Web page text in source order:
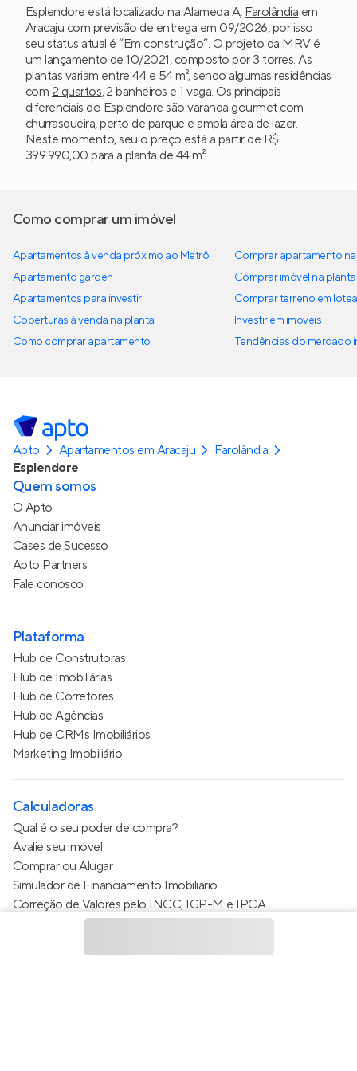
Esplendore está localizado na Alameda A, Farolândia em
Aracaju com previsão de entrega em 09/2026, por isso
seu status atual é “Em construção”. O projeto da MRVé
um lançamento de 10/2021, composto por 3 torres. As
plantas variam entre 44 e 54 m², sendo algumas residências
com 2 quartos, 2 banheiros e 1 vaga. Os principais
diferenciais do Esplendore são varanda gourmet com
churrasqueira, perto de parque e ampla área de lazer.
Neste momento, seu o preço está a partir de R$
399.990,00 para a planta de 44 m².
Como comprar um imóvel
Apartamentos à venda próximo ao Metrô
Apartamento garden
Apartamentos para investir
Coberturas à venda na planta
Como comprar apartamento
Comprar apartamento
Comprar imóvel na planta
Comprar terreno em
Investir em imóveis
Tendências do mercado
Apto Apartamentos em Aracaju
Farolândia
Esplendore
Quem somos
O Apto
Anunciar imóveis
Cases de Sucesso
Apto Partners
Fale conosco
Plataforma
Hub de Construtoras
Hub de Imobiliárias
Hub de Corretores
Hub de Agências
Hub de CRMs Imobiliários
Marketing Imobiliário
Calculadoras
Qual é o seu poder de compra?
Avalie seu imóvel
Comprar ou Alugar
Simulador de Financiamento Imobiliário
Correção de Valores pelo INCC, IGP-M e IPCA
Estimativa de valor do condomínio